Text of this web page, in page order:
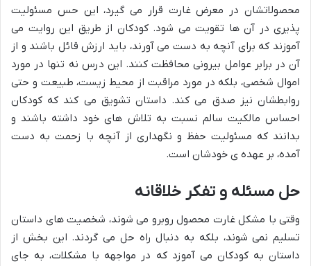
محصولاتشان در معرض غارت قرار می گیرد، این حس مسئولیت
پذیری در آن ها تقویت می شود. کودکان از طریق این روایت می
آموزند که برای آنچه به دست می آورند، باید ارزش قائل باشند و از
آن در برابر عوامل بیرونی محافظت کنند. این درس نه تنها در مورد
اموال شخصی، بلکه در مورد مراقبت از محیط زیست، طبیعت و حتی
روابطشان نیز صدق می کند. داستان تشویق می کند که کودکان
احساس مالکیت سالم نسبت به تلاش های خود داشته باشند و
بدانند که مسئولیت حفظ و نگهداری از آنچه با زحمت به دست
آمده، بر عهده ی خودشان است.
حل مسئله و تفکر خلاقانه
وقتی با مشکل غارت محصول روبرو می شوند، شخصیت های داستان
تسلیم نمی شوند، بلکه به دنبال راه حل می گردند. این بخش از
داستان به کودکان می آموزد که در مواجهه با مشکلات، به جای